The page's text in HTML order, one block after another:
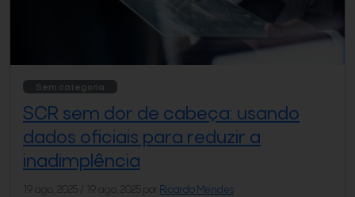
Sem categoria
SCR sem dor de cabeça: usando
dados oficiais para reduzir a
inadimplência
19 ago, 2025 / 19 ago, 2025 por Ricardo Mendes